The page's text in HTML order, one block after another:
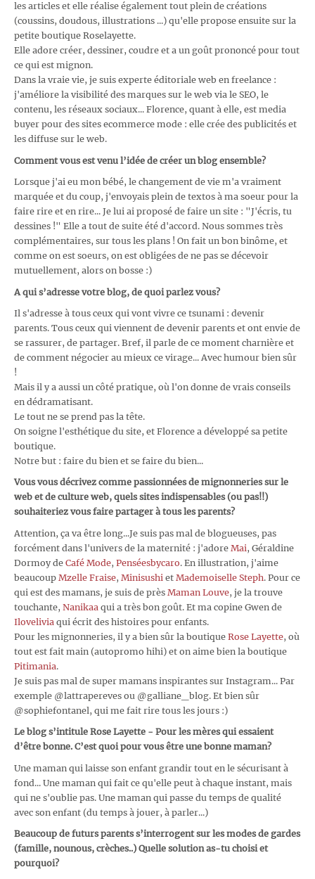
les articles et elle réalise également tout plein de créations
(coussins, doudous, illustrations ...) qu'elle propose ensuite sur la
petite boutique Roselayette.
Elle adore créer, dessiner, coudre et a un goût prononcé pour tout
ce qui est mignon.
Dans la vraie vie, je suis experte éditoriale web en freelance :
j'améliore la visibilité des marques sur le web via le SEO, le
contenu, les réseaux sociaux... Florence, quant à elle, est media
buyer pour des sites ecommerce mode : elle crée des publicités et
les diffuse sur le web.
Comment vous est venu l’idée de créer un blog ensemble?
Lorsque j'ai eu mon bébé, le changement de vie m'a vraiment
marquée et du coup, j'envoyais plein de textos à ma soeur pour la
faire rire et en rire... Je lui ai proposé de faire un site : "J'écris, tu
dessines !" Elle a tout de suite été d'accord. Nous sommes très
complémentaires, sur tous les plans ! On fait un bon binôme, et
comme on est soeurs, on est obligées de ne pas se décevoir
mutuellement, alors on bosse :)
A qui s’adresse votre blog, de quoi parlez vous?
Il s'adresse à tous ceux qui vont vivre ce tsunami : devenir
parents. Tous ceux qui viennent de devenir parents et ont envie de
se rassurer, de partager. Bref, il parle de ce moment charnière et
de comment négocier au mieux ce virage... Avec humour bien sûr
!
Mais il y a aussi un côté pratique, où l'on donne de vrais conseils
en dédramatisant.
Le tout ne se prend pas la tête.
On soigne l'esthétique du site, et Florence a développé sa petite
boutique.
Notre but : faire du bien et se faire du bien...
Vous vous décrivez comme passionnées de mignonneries sur le
web et de culture web, quels sites indispensables (ou pas!!)
souhaiteriez vous faire partager à tous les parents?
Attention, ça va être long...Je suis pas mal de blogueuses, pas
forcément dans l'univers de la maternité : j'adore Mai, Géraldine
Dormoy de Café Mode, Penséesbycaro. En illustration, j'aime
beaucoup Mzelle Fraise, Minisushi et Mademoiselle Steph. Pour ce
qui est des mamans, je suis de près Maman Louve, je la trouve
touchante, Nanikaa qui a très bon goût. Et ma copine Gwen de
Ilovelivia qui écrit des histoires pour enfants.
Pour les mignonneries, il y a bien sûr la boutique Rose Layette, où
tout est fait main (autopromo hihi) et on aime bien la boutique
Pitimania.
Je suis pas mal de super mamans inspirantes sur Instagram... Par
exemple @lattrapereves ou @galliane_blog. Et bien sûr
@sophiefontanel, qui me fait rire tous les jours :)
Le blog s’intitule Rose Layette - Pour les mères qui essaient
d’être bonne. C’est quoi pour vous être une bonne maman?
Une maman qui laisse son enfant grandir tout en le sécurisant à
fond... Une maman qui fait ce qu'elle peut à chaque instant, mais
qui ne s'oublie pas. Une maman qui passe du temps de qualité
avec son enfant (du temps à jouer, à parler...)
Beaucoup de futurs parents s’interrogent sur les modes de gardes
(famille, nounous, crèches..) Quelle solution as-tu choisi et
pourquoi?